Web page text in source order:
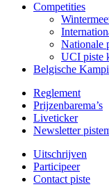
Competities
Nationale
UCI piste
Belgische
Reglement
Prijzenbarema’s
Liveticker
Newsletter
Uitschrijven
Participeer
Contact piste